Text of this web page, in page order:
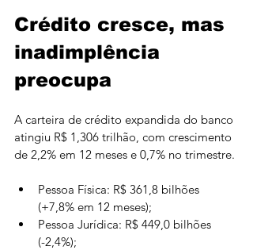
Crédito cresce, mas
inadimplência
preocupa
A carteira de crédito expandida do banco
atingiu R$ 1,306 trilhão, com crescimento
de 2,2% em 12 meses e 0,7% no trimestre.
Pessoa Física: R$ 361,8 bilhões
(+7,8% em 12 meses);
Pessoa Jurídica: R$ 449,0 bilhões
(-2,4%);